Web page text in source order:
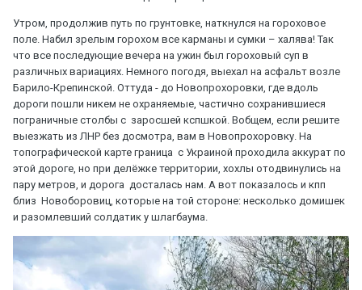
Утром, продолжив путь по грунтовке, наткнулся на гороховое
поле. Набил зрелым горохом все карманы и сумки – халява! Так
что все последующие вечера на ужин был гороховый суп в
различных вариациях. Немного погодя, выехал на асфальт возле
Барило-Крепинской. Оттуда - до Новопрохоровки, где вдоль
дороги пошли никем не охраняемые, частично сохранившиеся
пограничные столбы с заросшей кспшкой. Вобщем, если решите
выезжать из ЛНР без досмотра, вам в Новопрохоровку. На
топографической карте граница с Украиной проходила аккурат по
этой дороге, но при делёжке территории, хохлы отодвинулись на
пару метров, и дорога досталась нам. А вот показалось и кпп
близ Новоборовиц, которые на той стороне: несколько домишек
и разомлевший солдатик у шлагбаума.